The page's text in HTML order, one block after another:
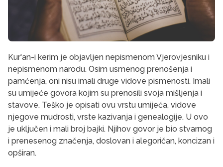
Kur'an-i kerim je objavljen nepismenom Vjerovjesniku i
nepismenom narodu. Osim usmenog prenošenja i
pamćenja, oni nisu imali druge vidove pismenosti. Imali
su umijeće govora kojim su prenosili svoja mišljenja i
stavove. Teško je opisati ovu vrstu umijeća, vidove
njegove mudrosti, vrste kazivanja i genealogije. U ovo
je uključen i mali broj bajki. Njihov govor je bio stvarnog
i prenesenog značenja, doslovan i alegoričan, koncizan i
opširan.